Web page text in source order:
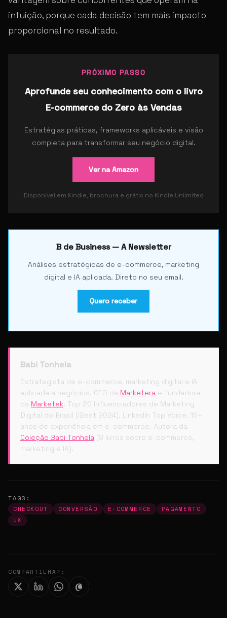
intuição, porque cada decisão tem mais impacto
proporcional no resultado.
PRÓXIMO PASSO
Aprofunde seu conhecimento com o livro
E-commerce do Zero às Vendas
Estratégias práticas, frameworks aplicáveis e visão
completa para transformar seu negócio digital.
Ver na Amazon
Disponível em Kindle, brochura e grátis no Kindle Unlimited
B de Business — A Newsletter
Análises estratégicas de e-commerce, marketing
digital e IA aplicada. Direto no seu email.
Quero receber
Babi Tonhela
Estrategista de e-commerce, marketing digital e IA
aplicada a negócios. CEO da Marketera e fundadora
da Marketek. Top 20 Influenciadores de Marketing
Digital do Brasil (iBest 2024). LinkedIn Top Voice. 15+
anos de experiência em e-commerce. Autora da
Coleção Babi Tonhela (8 livros sobre e-commerce,
marketing e IA).
TAGS:
CHECKOUT CONVERSÃO E-COMMERCE
PAGAMENTO
UX
COMPARTILHAR: